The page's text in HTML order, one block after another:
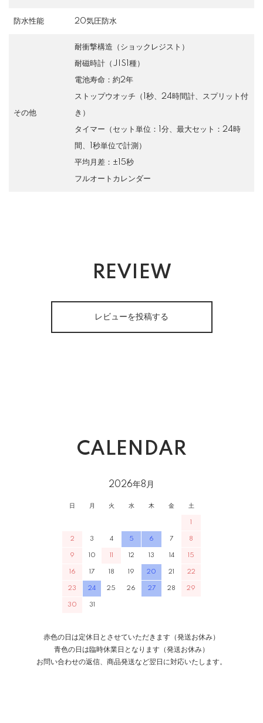
防水性能 20気圧防水
その他
耐衝撃構造（ショックレジスト）
耐磁時計（JIS1種）
電池寿命：約2年
ストップウオッチ（1秒、24時間計、スプリット付
き）
タイマー（セット単位：1分、最大セット：24時
間、1秒単位で計測）
平均月差：±15秒
フルオートカレンダー
REVIEW
レビューを投稿する
CALENDAR
2026年8月
日 月 火 水 木 金 土
1
2 3 4 5 6 7 8
9 10 11 12 13 14 15
16 17 18 19 20 21 22
23 24 25 26 27 28 29
30 31
赤色の日は定休日とさせていただきます（発送お休み）
青色の日は臨時休業日となります（発送お休み）
お問い合わせの返信、商品発送など翌日に対応いたします。